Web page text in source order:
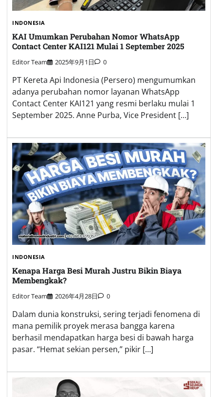
INDONESIA
KAI Umumkan Perubahan Nomor WhatsApp
Contact Center KAI121 Mulai 1 September 2025
Editor Team 2025年9月1日 0
PT Kereta Api Indonesia (Persero) mengumumkan
adanya perubahan nomor layanan WhatsApp
Contact Center KAI121 yang resmi berlaku mulai 1
September 2025. Anne Purba, Vice President […]
INDONESIA
Kenapa Harga Besi Murah Justru Bikin Biaya
Membengkak?
Editor Team 2026年4月28日 0
Dalam dunia konstruksi, sering terjadi fenomena di
mana pemilik proyek merasa bangga karena
berhasil mendapatkan harga besi di bawah harga
pasar. “Hemat sekian persen,” pikir […]